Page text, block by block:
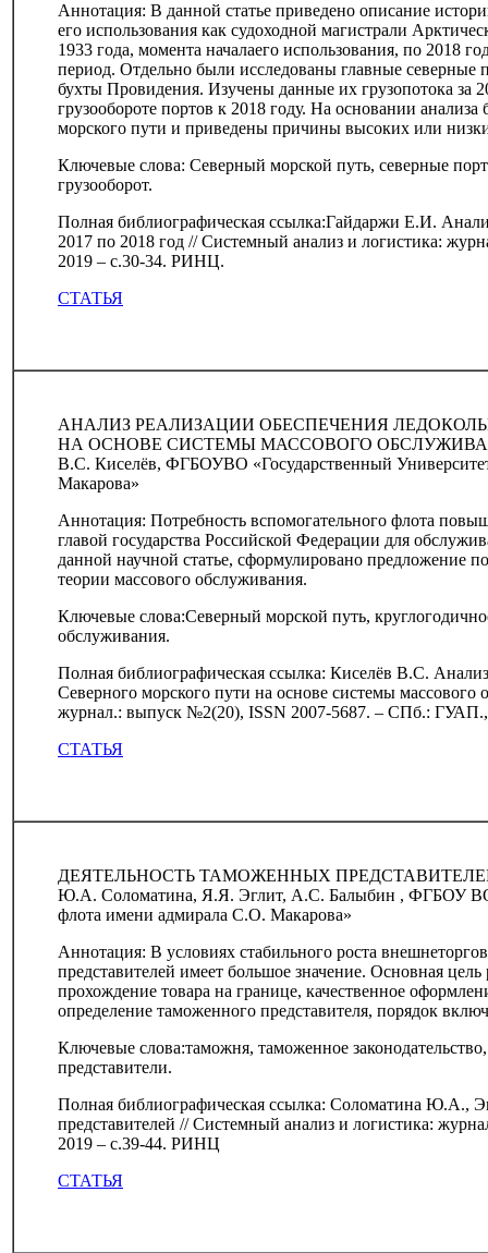
Аннотация: В данной статье приведено описание
его использования как судоходной магистрали
1933 года, момента началаего использования, по 2018
период. Отдельно были исследованы главные
бухты Провидения. Изучены данные их грузопотока за
грузообороте портов к 2018 году. На основании
морского пути и приведены причины высоких или
Ключевые слова: Северный морской путь, северные
грузооборот.
Полная библиографическая ссылка:Гайдаржи Е.И.
2017 по 2018 год // Системный анализ и логистика:
2019 – с.30-34. РИНЦ.
СТАТЬЯ
АНАЛИЗ РЕАЛИЗАЦИИ ОБЕСПЕЧЕНИЯ
НА ОСНОВЕ СИСТЕМЫ МАССОВОГО
В.С. Киселёв, ФГБОУВО «Государственный
Макарова»
Аннотация: Потребность вспомогательного флота
главой государства Российской Федерации для
данной научной статье, сформулировано предложение
теории массового обслуживания.
Ключевые слова:Северный морской путь,
обслуживания.
Полная библиографическая ссылка: Киселёв В.С.
Северного морского пути на основе системы
журнал.: выпуск №2(20), ISSN 2007-5687. – СПб.:
СТАТЬЯ
ДЕЯТЕЛЬНОСТЬ ТАМОЖЕННЫХ
Ю.А. Соломатина, Я.Я. Эглит, А.С. Балыбин , ФГБОУ ВО
флота имени адмирала С.О. Макарова»
Аннотация: В условиях стабильного роста
представителей имеет большое значение. Основная
прохождение товара на границе, качественное
определение таможенного представителя, порядок
Ключевые слова:таможня, таможенное
представители.
Полная библиографическая ссылка: Соломатина Ю.А.,
представителей // Системный анализ и логистика:
2019 – с.39-44. РИНЦ
СТАТЬЯ